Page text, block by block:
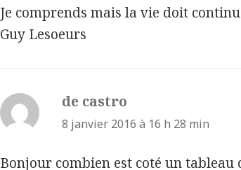
Je comprends mais la vie doit
Guy Lesoeurs
de castro
8 janvier 2016 à 16 h 28 min
Bonjour combien est coté un tableau